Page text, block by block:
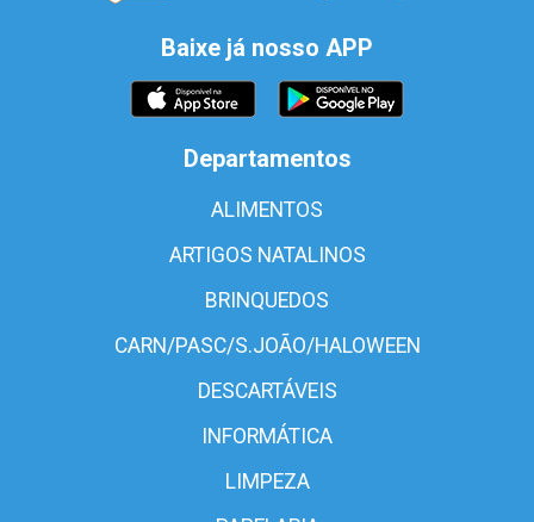
Baixe já nosso APP
Departamentos
ALIMENTOS
ARTIGOS NATALINOS
BRINQUEDOS
CARN/PASC/S.JOÃO/HALOWEEN
DESCARTÁVEIS
INFORMÁTICA
LIMPEZA